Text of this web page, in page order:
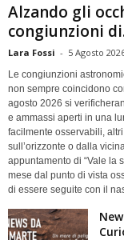
Alzando gli
congiunzioni
Lara Fossi - 5 Agosto
Le congiunzioni
non sempre coincidono
agosto 2026 si
e ammassi aperti in una
facilmente osservabili,
sull’orizzonte o dalla
appuntamento di “Vale la
mese dal punto di vista
di essere seguite con il